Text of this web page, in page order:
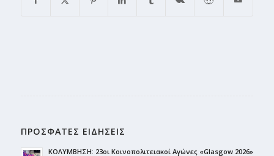
ΠΡΟΣΦΑΤΕΣ ΕΙΔΗΣΕΙΣ
ΚΟΛΥΜΒΗΣΗ: 23οι Κοινοπολιτειακοί Αγώνες «Glasgow 2026»